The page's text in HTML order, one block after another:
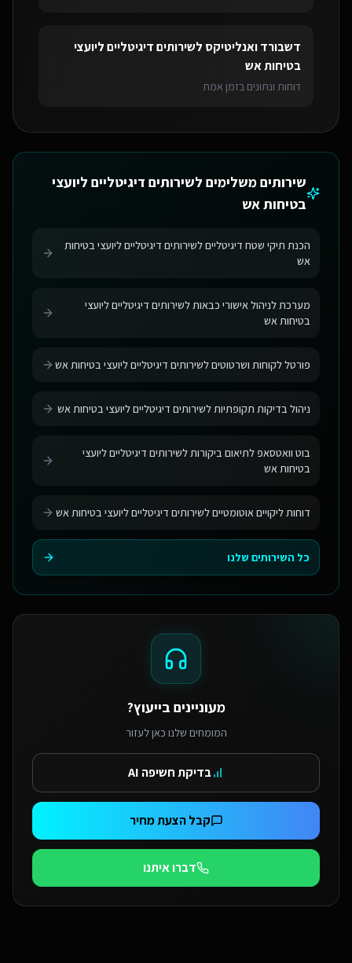
דשבורד ואנליטיקס לשירותים דיגיטליים ליועצי
בטיחות אש
דוחות ונתונים בזמן אמת
שירותים משלימים לשירותים דיגיטליים ליועצי
בטיחות אש
הכנת תיקי שטח דיגיטליים לשירותים דיגיטליים ליועצי בטיחות
אש
מערכת לניהול אישורי כבאות לשירותים דיגיטליים ליועצי
בטיחות אש
פורטל לקוחות ושרטוטים לשירותים דיגיטליים ליועצי בטיחות אש
ניהול בדיקות תקופתיות לשירותים דיגיטליים ליועצי בטיחות אש
בוט וואטסאפ לתיאום ביקורות לשירותים דיגיטליים ליועצי
בטיחות אש
דוחות ליקויים אוטומטיים לשירותים דיגיטליים ליועצי בטיחות אש
כל השירותים שלנו
מעוניינים בייעוץ?
המומחים שלנו כאן לעזור
בדיקת חשיפה AI
קבל הצעת מחיר
דברו איתנו